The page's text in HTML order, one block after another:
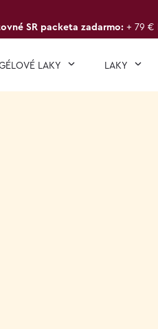
SR packeta zadarmo: + 79 €
LAKY LAKY